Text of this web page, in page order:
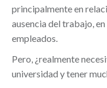
principalmente en
ausencia del trabajo,
empleados.
Pero, ¿realmente
universidad y tener